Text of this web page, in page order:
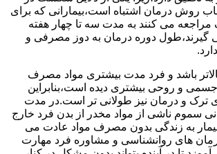
روش درمان اشتباه است،بیمارانی که برای
مراجعه می کنند به مدت سه تا چهار هفته
گیرند،طول دوره درمان به دوز مصرفی و
باشد و فرد مدت بیشتری مواد مصرف
و روحی بیشتری دیده است،بنابراین
ترک و درمان نیز طولانی تر است.در مدت
سموم ناشی از مواد مخدر از بدن فرد خارج
به زندگی بدون مصرف مواد عادت می
های روانشناسی و مشاوره فرد مهارت